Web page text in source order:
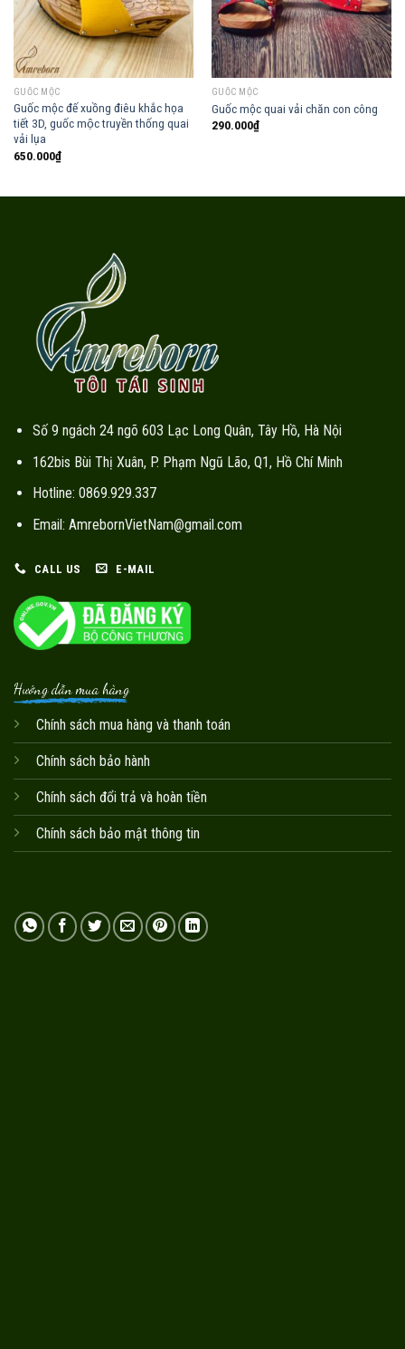
GUỐC MỘC
Guốc mộc đế xuồng điêu khắc họa
tiết 3D, guốc mộc truyền thống quai
vải lụa
650.000₫
GUỐC MỘC
Guốc mộc quai vải chăn con công
290.000₫
Số 9 ngách 24 ngõ 603 Lạc Long Quân, Tây Hồ, Hà Nội
162bis Bùi Thị Xuân, P. Phạm Ngũ Lão, Q1, Hồ Chí Minh
Hotline: 0869.929.337
Email: AmrebornVietNam@gmail.com
CALL US E-MAIL
Hướng dẫn mua hàng
Chính sách mua hàng và thanh toán
Chính sách bảo hành
Chính sách đổi trả và hoàn tiền
Chính sách bảo mật thông tin